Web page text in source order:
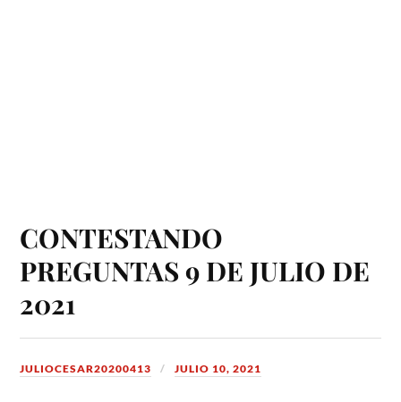
CONTESTANDO
PREGUNTAS 9 DE JULIO DE
2021
JULIOCESAR20200413 JULIO 10, 2021